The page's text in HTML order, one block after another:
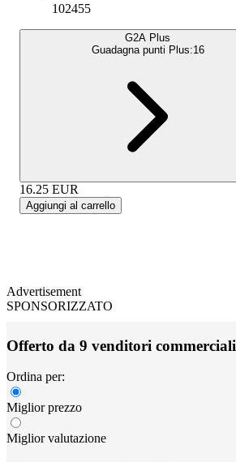
102455
G2A Plus
Guadagna punti Plus:16
16.25 EUR
Aggiungi al carrello
Advertisement
SPONSORIZZATO
Offerto da 9 venditori commerciali
Ordina per:
Miglior prezzo
Miglior valutazione